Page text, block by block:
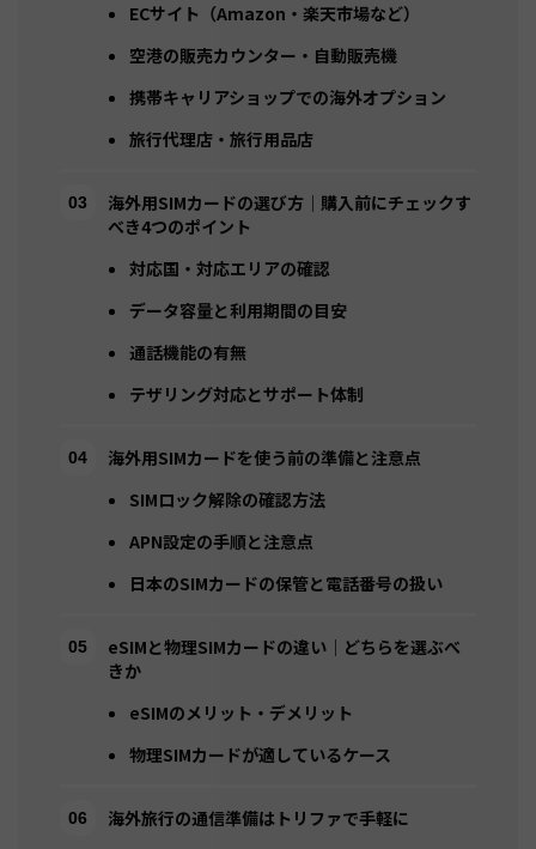
ECサイト（Amazon・楽天市場など）
空港の販売カウンター・自動販売機
携帯キャリアショップでの海外オプション
旅行代理店・旅行用品店
海外用SIMカードの選び方｜購入前にチェックす
べき4つのポイント
対応国・対応エリアの確認
データ容量と利用期間の目安
通話機能の有無
テザリング対応とサポート体制
海外用SIMカードを使う前の準備と注意点
SIMロック解除の確認方法
APN設定の手順と注意点
日本のSIMカードの保管と電話番号の扱い
eSIMと物理SIMカードの違い｜どちらを選ぶべ
きか
eSIMのメリット・デメリット
物理SIMカードが適しているケース
海外旅行の通信準備はトリファで手軽に